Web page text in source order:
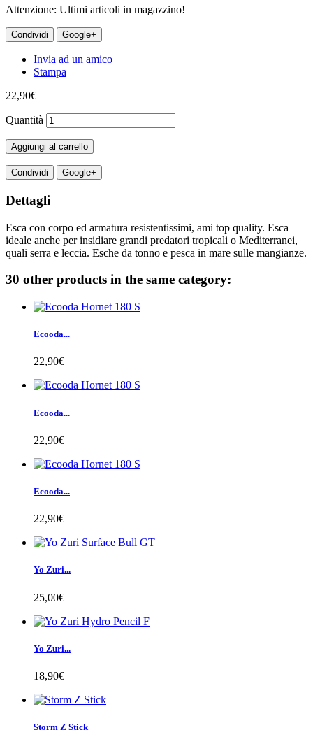
Attenzione: Ultimi articoli in magazzino!
Condividi Google+
Invia ad un amico
Stampa
22,90€
Quantità
Aggiungi al carrello
Condividi Google+
Dettagli
Esca con corpo ed armatura resistentissimi, ami top quality. Esca
ideale anche per insidiare grandi predatori tropicali o Mediterranei,
quali serra e leccia. Esche da tonno e pesca in mare sulle mangianze.
30 other products in the same category:
Ecooda...
22,90€
Ecooda...
22,90€
Ecooda...
22,90€
Yo Zuri...
25,00€
Yo Zuri...
18,90€
Storm Z Stick